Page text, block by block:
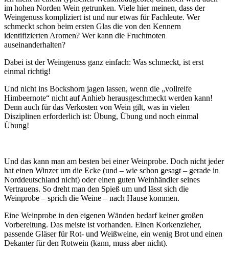
im hohen Norden Wein getrunken. Viele hier meinen, dass der
Weingenuss kompliziert ist und nur etwas für Fachleute. Wer
schmeckt schon beim ersten Glas die von den Kennern
identifizierten Aromen? Wer kann die Fruchtnoten
auseinanderhalten?
Dabei ist der Weingenuss ganz einfach: Was schmeckt, ist erst
einmal richtig!
Und nicht ins Bockshorn jagen lassen, wenn die „vollreife
Himbeernote“ nicht auf Anhieb herausgeschmeckt werden kann!
Denn auch für das Verkosten von Wein gilt, was in vielen
Disziplinen erforderlich ist: Übung, Übung und noch einmal
Übung!
Und das kann man am besten bei einer Weinprobe. Doch nicht jeder
hat einen Winzer um die Ecke (und – wie schon gesagt – gerade in
Norddeutschland nicht) oder einen guten Weinhändler seines
Vertrauens. So dreht man den Spieß um und lässt sich die
Weinprobe – sprich die Weine – nach Hause kommen.
Eine Weinprobe in den eigenen Wänden bedarf keiner großen
Vorbereitung. Das meiste ist vorhanden. Einen Korkenzieher,
passende Gläser für Rot- und Weißweine, ein wenig Brot und einen
Dekanter für den Rotwein (kann, muss aber nicht).